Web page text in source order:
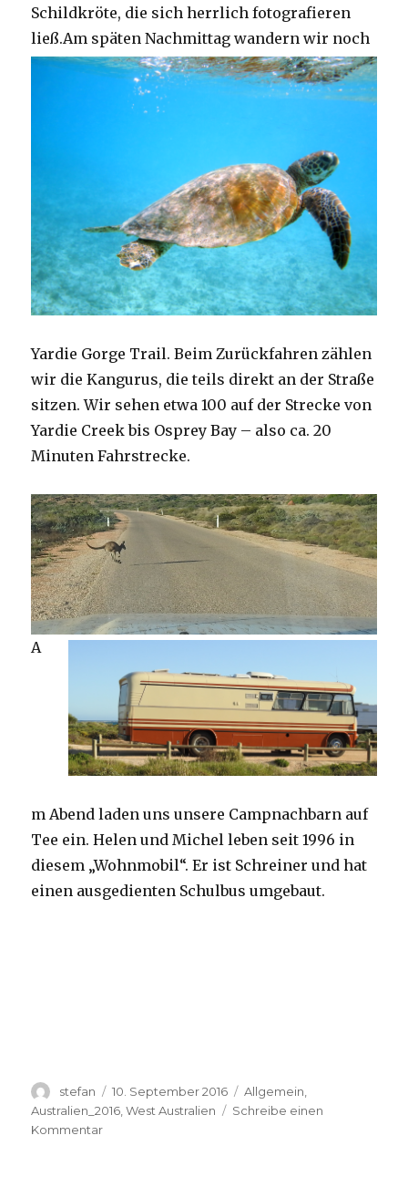
Schildkröte, die sich herrlich fotografieren
ließ.Am späten Nachmittag wandern wir noch
Yardie Gorge Trail. Beim Zurückfahren zählen
wir die Kangurus, die teils direkt an der Straße
sitzen. Wir sehen etwa 100 auf der Strecke von
Yardie Creek bis Osprey Bay – also ca. 20
Minuten Fahrstrecke.
A
m Abend laden uns unsere Campnachbarn auf
Tee ein. Helen und Michel leben seit 1996 in
diesem „Wohnmobil“. Er ist Schreiner und hat
einen ausgedienten Schulbus umgebaut.
Autor
stefan
Veröffentlicht
am
10. September 2016 Kategorien
Allgemein
Australien_2016 ,West Australien
Schreibe einen
Kommentarzu